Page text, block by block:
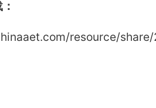
resource/